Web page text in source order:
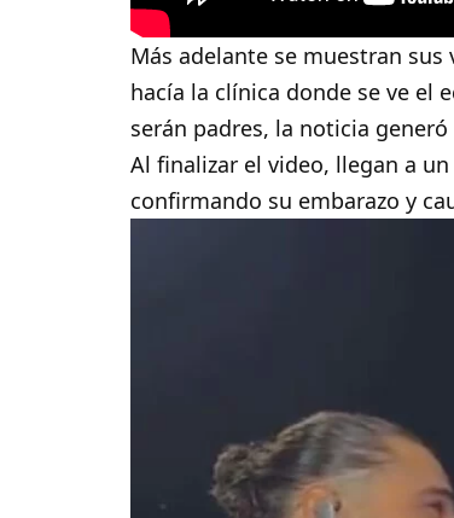
Más adelante se muestran
hacía la clínica donde se ve el
serán padres, la noticia
Al finalizar el video, llegan a
confirmando su embarazo y